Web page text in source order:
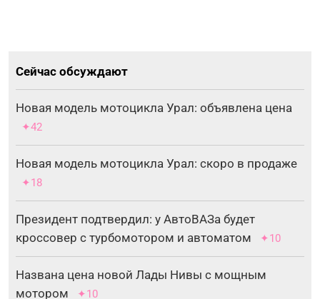
Сейчас обсуждают
Новая модель мотоцикла Урал: объявлена цена
✦42
Новая модель мотоцикла Урал: скоро в продаже
✦18
Президент подтвердил: у АвтоВАЗа будет
кроссовер с турбомотором и автоматом
✦10
Названа цена новой Лады Нивы с мощным
мотором
✦10